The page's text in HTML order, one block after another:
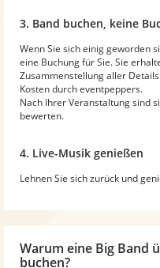
3. Band buchen, keine
Wenn Sie sich einig geworden
eine Buchung für Sie. Sie
Zusammenstellung aller
Kosten durch eventpeppers.
Nach Ihrer Veranstaltung sind
bewerten.
4. Live-Musik genießen
Lehnen Sie sich zurück und
Warum eine Big Band
buchen?